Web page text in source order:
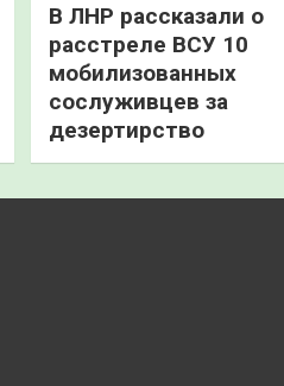
В ЛНР рассказали о
расстреле ВСУ 10
мобилизованных
сослуживцев за
дезертирство